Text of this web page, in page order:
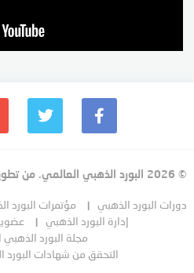
© 2026 البورد الذهبي العالمي. من تطوير
دورات البورد الذهبي مؤتمرات البورد
إدارة البورد الذهبي
مجلة البورد الذهبي
التحقق من شهادات البورد